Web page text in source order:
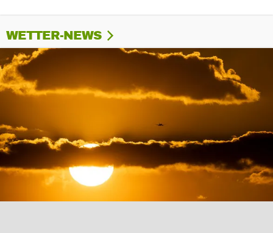
WETTER-NEWS